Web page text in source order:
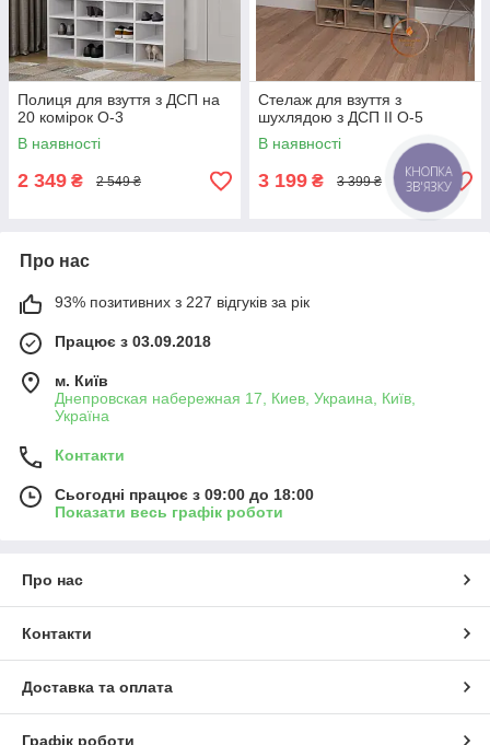
Полиця для взуття з ДСП на
20 комірок O-3
В наявності
2 349 ₴ 2 549 ₴
Стелаж для взуття з
шухлядою з ДСП II O-5
В наявності
3 199 ₴ 3 399 ₴
Про нас
93% позитивних з 227 відгуків за рік
Працює з 03.09.2018
м. Київ
Днепровская набережная 17, Киев, Украина, Київ,
Україна
Контакти
Сьогодні працює з 09:00 до 18:00
Показати весь графік роботи
Про нас
Контакти
Доставка та оплата
Графік роботи